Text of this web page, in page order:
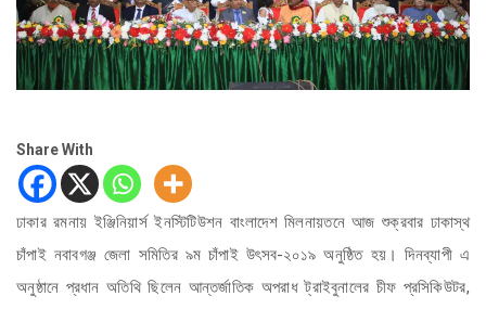
Share With
ঢাকার রমনায় ইঞ্জিনিয়ার্স ইনস্টিটিউশন বাংলাদেশ মিলনায়তনে আজ শুক্রবার ঢাকাস্থ
চাঁপাই নবাবগঞ্জ জেলা সমিতির ৯ম চাঁপাই উৎসব-২০১৯ অনুষ্ঠিত হয়। দিনব্যাপী এ
অনুষ্ঠানে প্রধান অতিথি ছিলেন আন্তর্জাতিক অপরাধ ট্রাইবুনালের চীফ প্রসিকিউটর,